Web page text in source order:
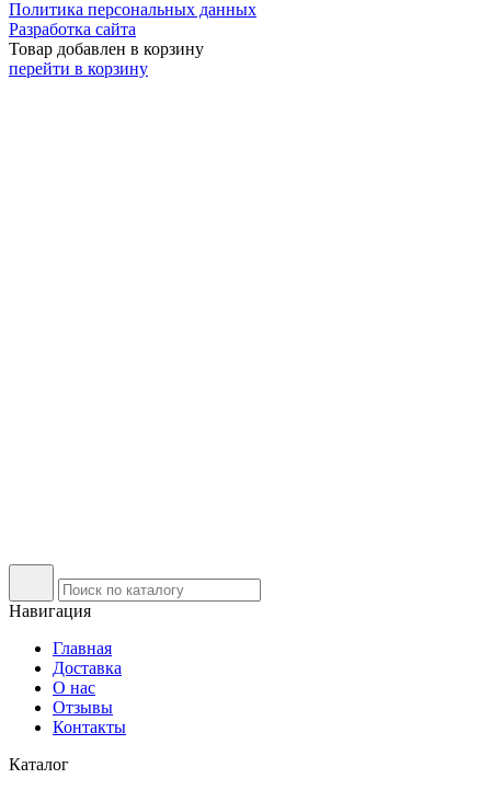
Политика персональных данных
Разработка сайта
Товар добавлен в корзину
перейти в корзину
Навигация
Главная
Доставка
О нас
Отзывы
Контакты
Каталог